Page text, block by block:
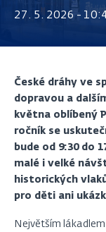
27. 5. 2026 -
České dráhy ve
dopravou a
května oblíbený
ročník se
bude od 9:30 do
malé i velké
historických
pro děti ani
Největším